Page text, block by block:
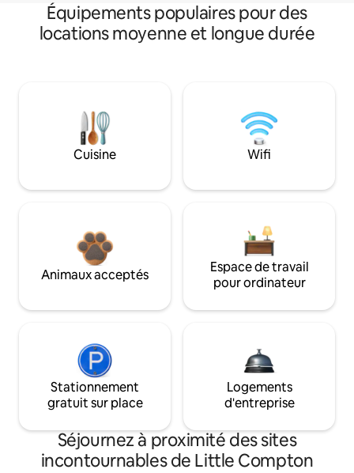
Équipements populaires pour des
locations moyenne et longue durée
Cuisine Wifi
Animaux acceptés
Espace de travail
pour ordinateur
Stationnement
gratuit sur place
Logements
d'entreprise
Séjournez à proximité des sites
incontournables de Little Compton